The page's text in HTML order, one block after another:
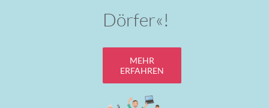
Dörfer«!
MEHR
ERFAHREN